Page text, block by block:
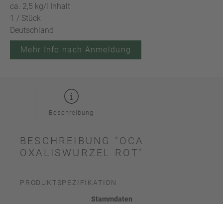
ca. 2,5 kg/l Inhalt
1 / Stück
Deutschland
Mehr Info nach Anmeldung
Beschreibung
BESCHREIBUNG "OCA
OXALISWURZEL ROT"
PRODUKTSPEZIFIKATION
Stammdaten